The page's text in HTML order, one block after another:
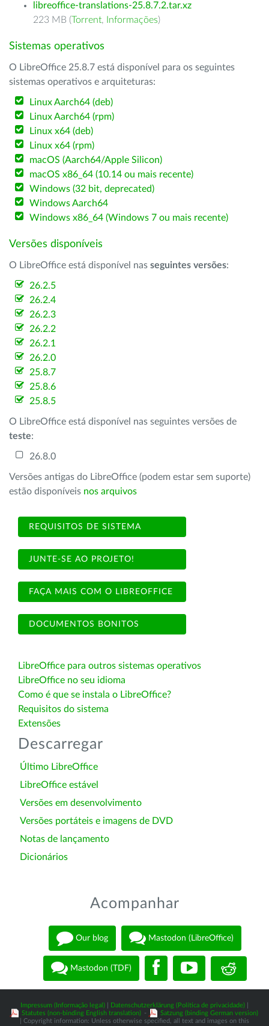
libreoffice-translations-25.8.7.2.tar.xz
223 MB (Torrent, Informações)
Sistemas operativos
O LibreOffice 25.8.7 está disponível para os seguintes
sistemas operativos e arquiteturas:
Linux Aarch64 (deb)
Linux Aarch64 (rpm)
Linux x64 (deb)
Linux x64 (rpm)
macOS (Aarch64/Apple Silicon)
macOS x86_64 (10.14 ou mais recente)
Windows (32 bit, deprecated)
Windows Aarch64
Windows x86_64 (Windows 7 ou mais recente)
Versões disponíveis
O LibreOffice está disponível nas seguintes versões:
26.2.5
26.2.4
26.2.3
26.2.2
26.2.1
26.2.0
25.8.7
25.8.6
25.8.5
O LibreOffice está disponível nas seguintes versões de
teste:
26.8.0
Versões antigas do LibreOffice (podem estar sem suporte)
estão disponíveis nos arquivos
REQUISITOS DE SISTEMA
JUNTE-SE AO PROJETO!
FAÇA MAIS COM O LIBREOFFICE
DOCUMENTOS BONITOS
LibreOffice para outros sistemas operativos
LibreOffice no seu idioma
Como é que se instala o LibreOffice?
Requisitos do sistema
Extensões
Descarregar
Último LibreOffice
LibreOffice estável
Versões em desenvolvimento
Versões portáteis e imagens de DVD
Notas de lançamento
Dicionários
Acompanhar
Our blog Mastodon (LibreOffice)
Mastodon (TDF)
Impressum (Informação legal) Datenschutzerklärung (Política de privacidade)
Statutes (non-binding English translation) -
Satzung (binding German version)
| Copyright information: Unless otherwise specified, all text and images on this